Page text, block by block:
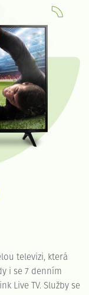
televizi, která
i se 7 denním
Live TV. Služby se